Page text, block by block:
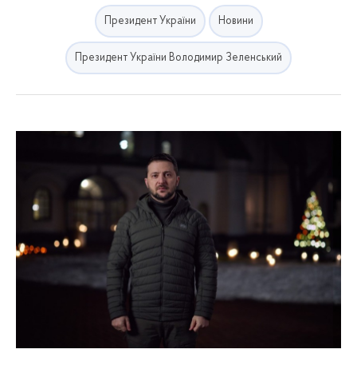
Президент України Новини
Президент України Володимир Зеленський